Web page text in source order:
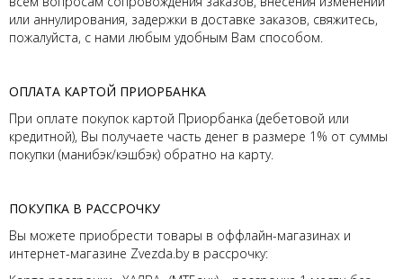
или аннулирования, задержки в доставке заказов, свяжитесь,
пожалуйста, с нами любым удобным Вам способом.
ОПЛАТА КАРТОЙ ПРИОРБАНКА
При оплате покупок картой Приорбанка (дебетовой или
кредитной), Вы получаете часть денег в размере 1% от суммы
покупки (манибэк/кэшбэк) обратно на карту.
ПОКУПКА В РАССРОЧКУ
Вы можете приобрести товары в оффлайн-магазинах и
интернет-магазине Zvezda.by в рассрочку: